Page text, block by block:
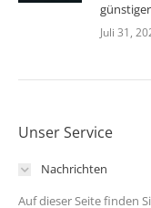
Juli 31,
Unser Service
Nachrichten
Auf dieser Seite finden